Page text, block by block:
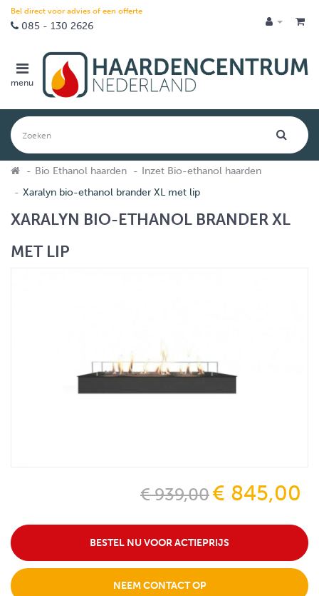
Bel direct voor advies of een offerte
085 - 130 2626
menu
Bio Ethanol haarden
Inzet Bio-ethanol haarden
Xaralyn bio-ethanol brander XL met lip
XARALYN BIO-ETHANOL BRANDER XL
MET LIP
€ 939,00€ 845,00
BESTEL NU VOOR ACTIEPRIJS
NEEM CONTACT OP